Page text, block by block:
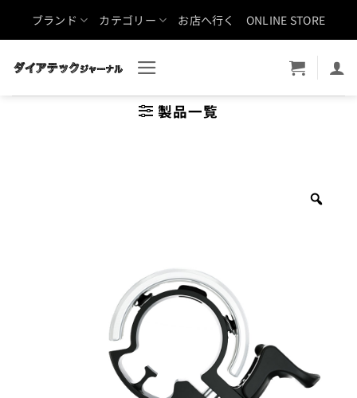
ブランド カテゴリー お店へ行く ONLINE STORE
製品一覧